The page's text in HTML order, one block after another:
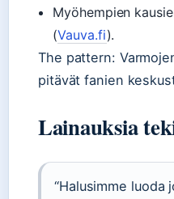
Myöhempien
(Vauva.fi).
The pattern:
pitävät fanien
Lainauksia
“Halusimme